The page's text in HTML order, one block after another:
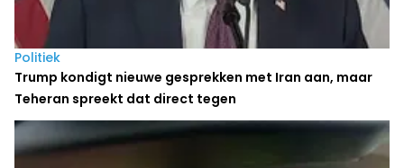
Politiek
Trump kondigt nieuwe gesprekken met Iran aan, maar
Teheran spreekt dat direct tegen